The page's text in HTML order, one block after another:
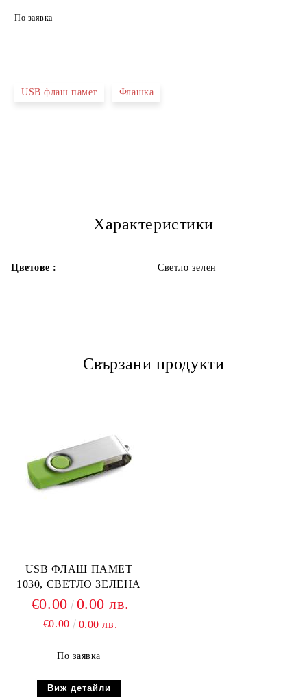
По заявка
USB флаш памет Флашка
Характеристики
Цветове : Светло зелен
Свързани продукти
USB ФЛАШ ПАМЕТ
1030, СВЕТЛО ЗЕЛЕНА
€0.00 0.00 лв.
€0.00 0.00 лв.
По заявка
Виж детайли